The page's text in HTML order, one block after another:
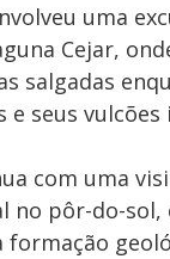
uma
Cejar,
salgadas
e seus
com uma
no pôr-do-sol,
formação